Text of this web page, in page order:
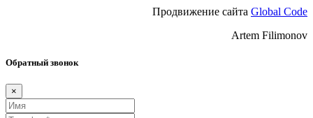
Продвижение сайта Global Code
Artem Filimonov
Обратный звонок
×